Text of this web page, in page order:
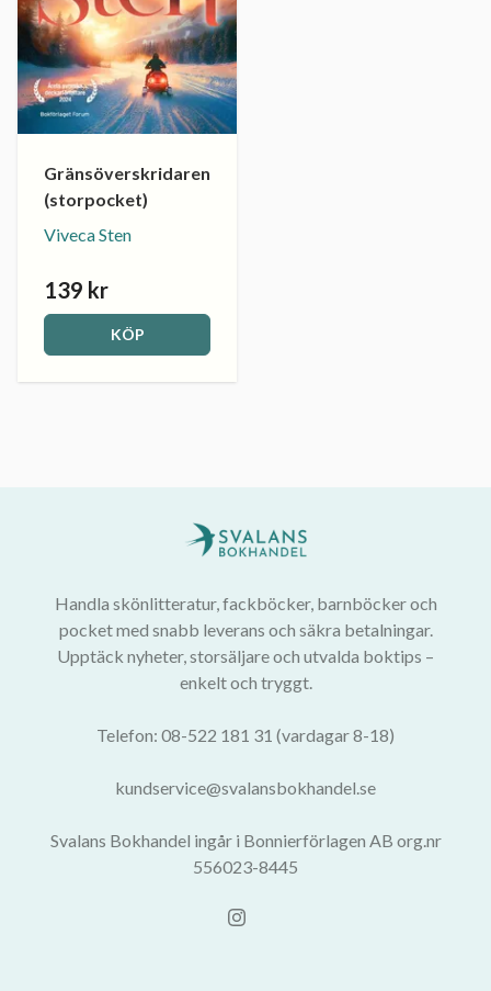
Gränsöverskridaren
(storpocket)
Viveca Sten
139 kr
KÖP
Handla skönlitteratur, fackböcker, barnböcker och
pocket med snabb leverans och säkra betalningar.
Upptäck nyheter, storsäljare och utvalda boktips –
enkelt och tryggt.
Telefon: 08-522 181 31 (vardagar 8-18)
kundservice@svalansbokhandel.se
Svalans Bokhandel ingår i Bonnierförlagen AB org.nr
556023-8445